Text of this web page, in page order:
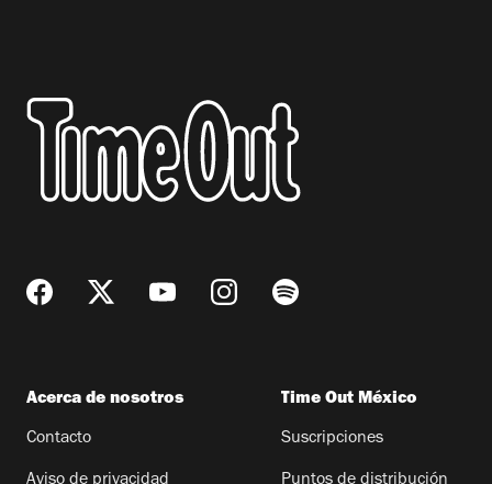
Acerca de nosotros
Contacto
Time Out México
Suscripciones